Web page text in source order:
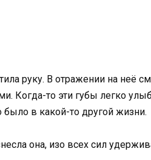
руку. В отражении на неё
Когда-то эти губы легко
было в какой-то другой жизни.
она, изо всех сил